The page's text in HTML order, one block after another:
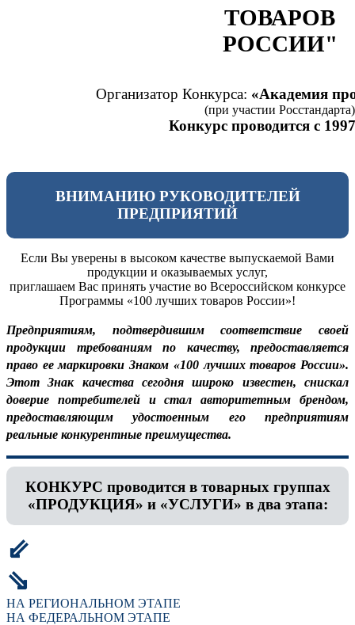
ТОВАРОВ
РОССИИ"
Организатор Конкурса: «Академия
(при участии Росстандарта)
Конкурс проводится с
ВНИМАНИЮ РУКОВОДИТЕЛЕЙ
ПРЕДПРИЯТИЙ
Если Вы уверены в высоком качестве выпускаемой Вами
продукции и оказываемых услуг,
приглашаем Вас принять участие во Всероссийском конкурсе
Программы «100 лучших товаров России»!
Предприятиям, подтвердившим соответствие своей
продукции требованиям по качеству, предоставляется
право ее маркировки Знаком «100 лучших товаров России».
Этот Знак качества сегодня широко известен, снискал
доверие потребителей и стал авторитетным брендом,
предоставляющим удостоенным его предприятиям
реальные конкурентные преимущества.
КОНКУРС проводится в товарных группах
«ПРОДУКЦИЯ» и «УСЛУГИ» в два этапа:
⇙
⇘
НА РЕГИОНАЛЬНОМ ЭТАПЕ
НА ФЕДЕРАЛЬНОМ ЭТАПЕ